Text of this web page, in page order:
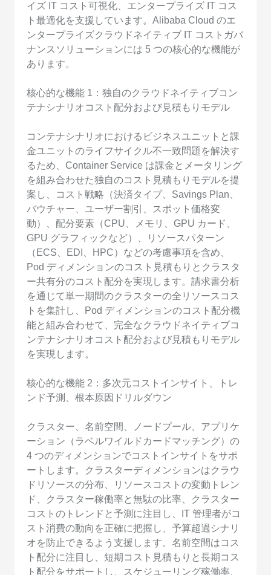
イズ IT コスト可視化、エンタープライズ IT コス
ト最適化を支援しています。Alibaba Cloud のエ
ンタープライズクラウドネイティブ IT コストガバ
ナンスソリューションには 5 つの核心的な機能が
あります。
核心的な機能 1：独自のクラウドネイティブコン
テナシナリオコスト配分および見積もりモデル
コンテナシナリオにおけるビジネスユニットと課
金ユニットのライフサイクル不一致問題を解決す
るため、Container Service は課金とメータリング
を組み合わせた独自のコスト見積もりモデルを提
案し、コスト戦略（決済タイプ、Savings Plan、
バウチャー、ユーザー割引、スポット価格変
動）、配分要素（CPU、メモリ、GPU カード、
GPU グラフィックなど）、リソースパターン
（ECS、EDI、HPC）などの考慮事項を含め、
Pod ディメンションのコスト見積もりとクラスタ
ー共有分のコスト配分を実現します。請求書分析
を通じて単一期間のクラスターの全リソースコス
トを集計し、Pod ディメンションのコスト配分機
能と組み合わせて、完全なクラウドネイティブコ
ンテナシナリオコスト配分および見積もりモデル
を実現します。
核心的な機能 2：多次元コストインサイト、トレ
ンド予測、根本原因ドリルダウン
クラスター、名前空間、ノードプール、アプリケ
ーション（ラベルワイルドカードマッチング）の
4 つのディメンションでコストインサイトをサポ
ートします。クラスターディメンションはクラウ
ドリソースの分布、リソースコストの変動トレン
ド、クラスター稼働率と無駄の比率、クラスター
コストのトレンドと予測に注目し、IT 管理者がコ
スト消費の動向を正確に把握し、予算超過シナリ
オを防止できるよう支援します。名前空間はコス
ト配分に注目し、短期コスト見積もりと長期コス
ト配分をサポートし、スケジューリング稼働率、